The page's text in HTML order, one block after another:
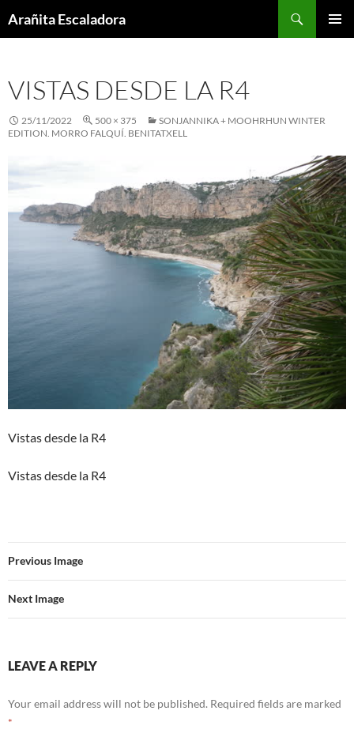
toArañita Escaladora
VISTAS DESDE LA R4
25/11/2022 500 × 375
SONJANNIKA + MOOHRHUN WINTER
EDITION. MORRO FALQUÍ. BENITATXELL
Vistas desde la R4
Vistas desde la R4
Previous Image
Next Image
LEAVE A REPLY
Your email address will not be published. Required fields are marked
*